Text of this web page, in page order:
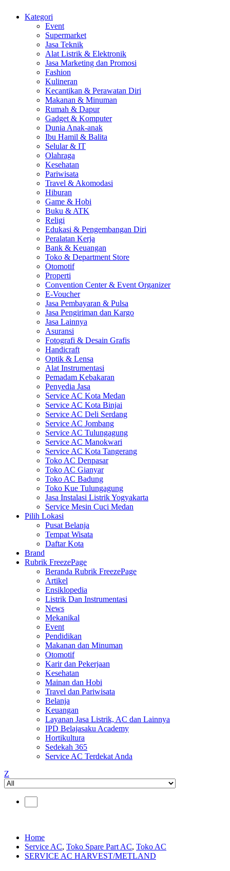
Kategori
Event
Supermarket
Jasa Teknik
Alat Listrik & Elektronik
Jasa Marketing dan Promosi
Fashion
Kulineran
Kecantikan & Perawatan Diri
Makanan & Minuman
Rumah & Dapur
Gadget & Komputer
Dunia Anak-anak
Ibu Hamil & Balita
Selular & IT
Olahraga
Kesehatan
Pariwisata
Travel & Akomodasi
Hiburan
Game & Hobi
Buku & ATK
Religi
Edukasi & Pengembangan Diri
Peralatan Kerja
Bank & Keuangan
Toko & Department Store
Otomotif
Properti
Convention Center & Event Organizer
E-Voucher
Jasa Pembayaran & Pulsa
Jasa Pengiriman dan Kargo
Jasa Lainnya
Asuransi
Fotografi & Desain Grafis
Handicraft
Optik & Lensa
Alat Instrumentasi
Pemadam Kebakaran
Penyedia Jasa
Service AC Kota Medan
Service AC Kota Binjai
Service AC Deli Serdang
Service AC Jombang
Service AC Tulungagung
Service AC Manokwari
Service AC Kota Tangerang
Toko AC Denpasar
Toko AC Gianyar
Toko AC Badung
Toko Kue Tulungagung
Jasa Instalasi Listrik Yogyakarta
Service Mesin Cuci Medan
Pilih Lokasi
Pusat Belanja
Tempat Wisata
Daftar Kota
Brand
Rubrik FreezePage
Beranda Rubrik FreezePage
Artikel
Ensiklopedia
Listrik Dan Instrumentasi
News
Mekanikal
Event
Pendidikan
Makanan dan Minuman
Otomotif
Karir dan Pekerjaan
Kesehatan
Mainan dan Hobi
Travel dan Pariwisata
Belanja
Keuangan
Layanan Jasa Listrik, AC dan Lainnya
IPD Belajasaku Academy
Hortikultura
Sedekah 365
Service AC Terdekat Anda
Z
Home
Service AC, Toko Spare Part AC, Toko AC
SERVICE AC HARVEST/METLAND